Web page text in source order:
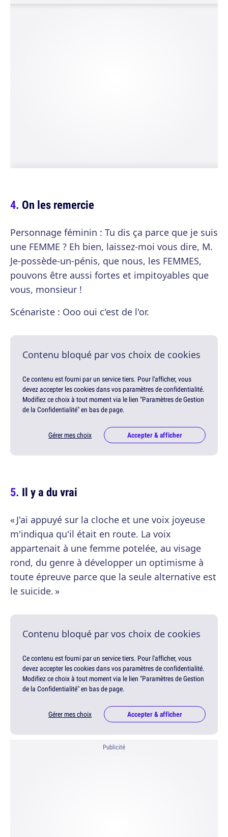
On les remercie
Personnage féminin : Tu dis ça parce que je suis
une FEMME ? Eh bien, laissez-moi vous dire, M.
Je-possède-un-pénis, que nous, les FEMMES,
pouvons être aussi fortes et impitoyables que
vous, monsieur !
Scénariste : Ooo oui c'est de l'or.
Contenu bloqué par vos choix de cookies
Ce contenu est fourni par un service tiers. Pour l'afficher, vous
devez accepter les cookies dans vos paramètres de confidentialité.
Modifiez ce choix à tout moment via le lien "Paramètres de Gestion
de la Confidentialité" en bas de page.
Gérer mes choix Accepter & afficher
Il y a du vrai
« J'ai appuyé sur la cloche et une voix joyeuse
m'indiqua qu'il était en route. La voix
appartenait à une femme potelée, au visage
rond, du genre à développer un optimisme à
toute épreuve parce que la seule alternative est
le suicide. »
Contenu bloqué par vos choix de cookies
Ce contenu est fourni par un service tiers. Pour l'afficher, vous
devez accepter les cookies dans vos paramètres de confidentialité.
Modifiez ce choix à tout moment via le lien "Paramètres de Gestion
de la Confidentialité" en bas de page.
Gérer mes choix Accepter & afficher
Publicité